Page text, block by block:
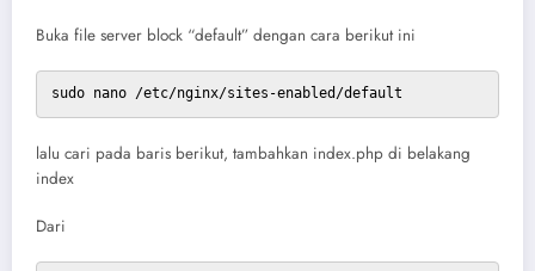
Buka file server block “default” dengan cara berikut ini
sudo nano /etc/nginx/sites-enabled/default
lalu cari pada baris berikut, tambahkan index.php di belakang
index
Dari